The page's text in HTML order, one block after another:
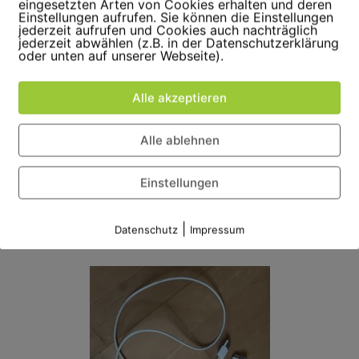
Meine selbstgebrannten CDs
dem Zufall überlassen, schließlich kamen zahlende
Musik abzuhotten. Bei der Fahrt zu meiner
ich erfolglos versucht, mein Panikgefühl zu ignorieren,
mir immer wieder einen Strich durch die Rechnung.
nein gesagt? War doch schön und heimelig bei mir im
Komfortzone hatte ich endgültig verlassen.
iPod habe ich übrigens immer noch. Sogar mit Ladekabel,
Anschluss mehr passt
.
eingesetzten Arten von Cookies erhalten und deren
Einstellungen aufrufen. Sie können die Einstellungen
jederzeit aufrufen und Cookies auch nachträglich
jederzeit abwählen (z.B. in der Datenschutzerklärung
oder unten auf unserer Webseite).
Alle akzeptieren
Alle ablehnen
Einstellungen
Datenschutz Impressum